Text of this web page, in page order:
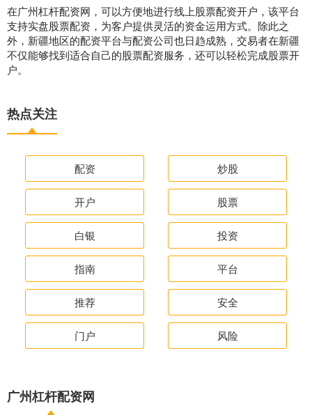
在广州杠杆配资网，可以方便地进行线上股票配资开户，该平台
支持实盘股票配资，为客户提供灵活的资金运用方式。除此之
外，新疆地区的配资平台与配资公司也日趋成熟，交易者在新疆
不仅能够找到适合自己的股票配资服务，还可以轻松完成股票开
户。
热点关注
配资 炒股
开户 股票
白银 投资
指南 平台
推荐 安全
门户 风险
广州杠杆配资网